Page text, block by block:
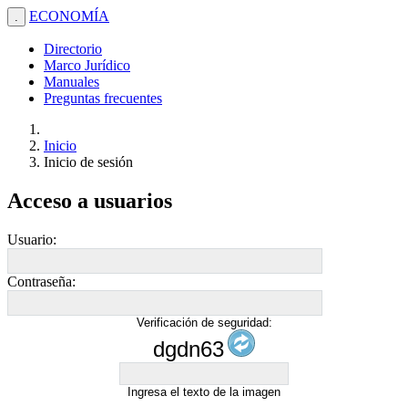
. ECONOMÍA
Directorio
Marco Jurídico
Manuales
Preguntas frecuentes
Inicio
Inicio de sesión
Acceso a usuarios
Usuario:
Contraseña:
Verificación de seguridad:
dgdn63
Ingresa el texto de la imagen